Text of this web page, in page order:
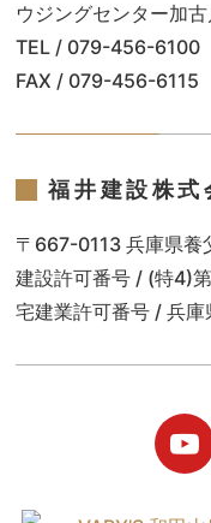
ウジングセンター加
TEL / 079-456-6100
FAX / 079-456-6115
福井建設株式
〒667-0113 兵庫県養
建設許可番号 / (特4)
宅建業許可番号 / 兵